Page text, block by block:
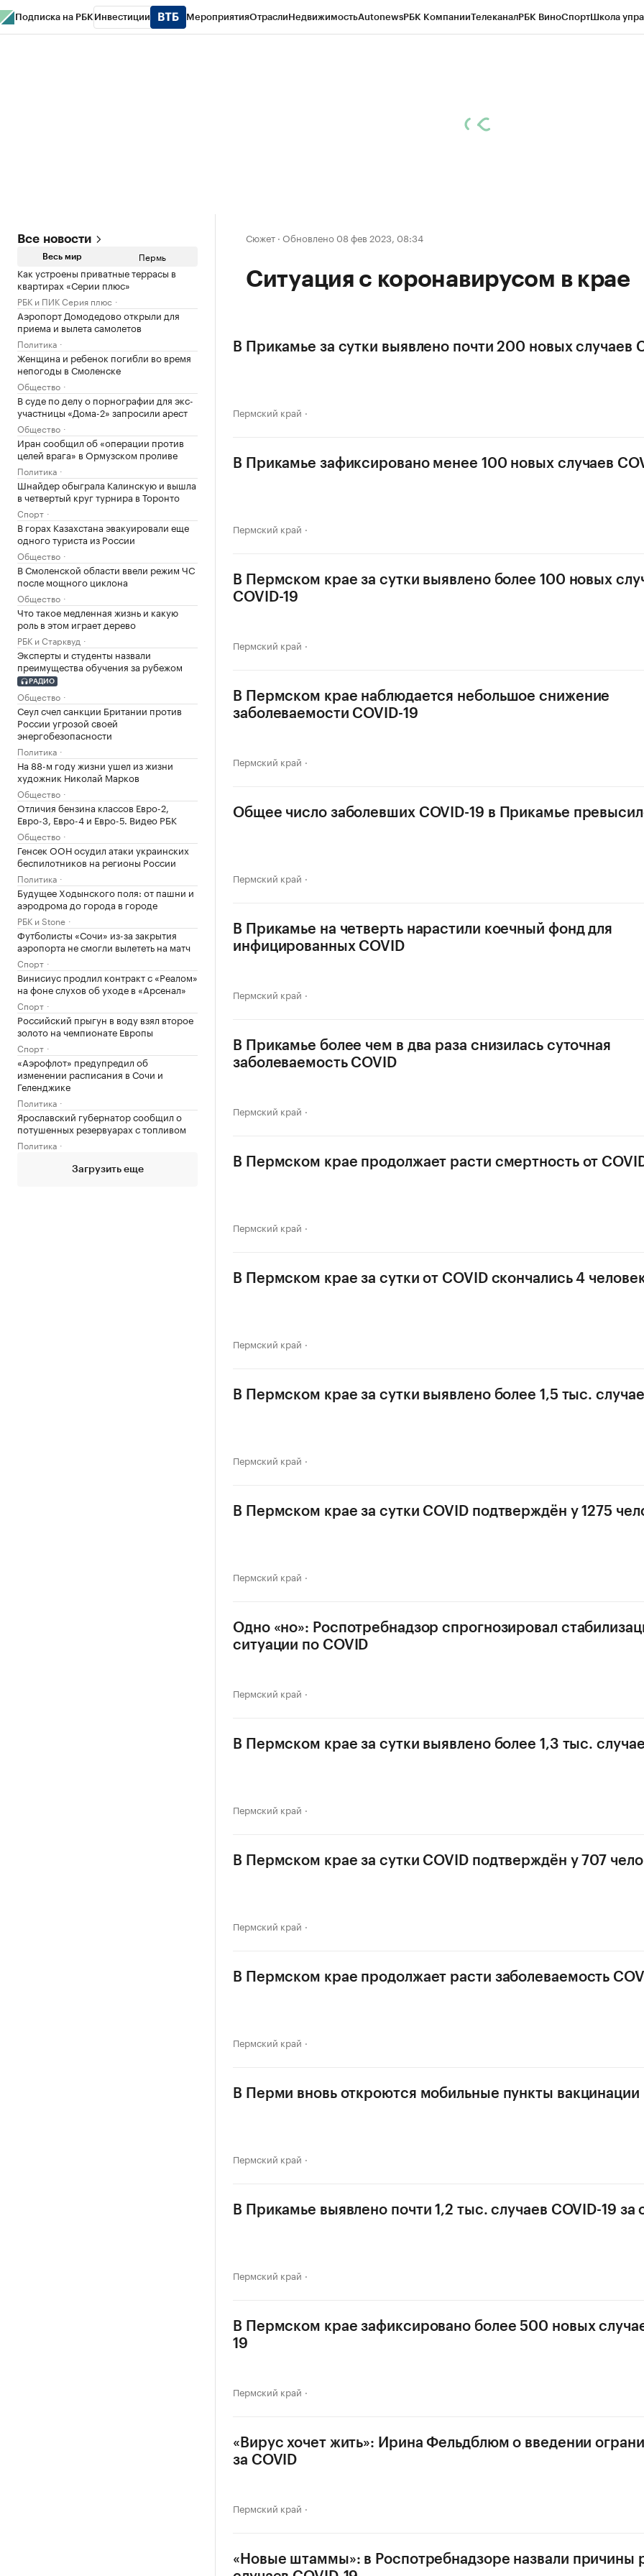
Подписка на РБК Инвестиции МероприятияОтраслиНедвижимостьAutonewsРБК КомпанииТелеканалРБК ВиноСпортШкола
Все новости
Весь мир Пермь
Как устроены приватные террасы в
квартирах «Серии плюс»
РБК и ПИК Серия плюс
Аэропорт Домодедово открыли для
приема и вылета самолетов
Политика
Женщина и ребенок погибли во время
непогоды в Смоленске
Общество
В суде по делу о порнографии для экс-
участницы «Дома-2» запросили арест
Общество
Иран сообщил об «операции против
целей врага» в Ормузском проливе
Политика
Шнайдер обыграла Калинскую и вышла
в четвертый круг турнира в Торонто
Спорт
В горах Казахстана эвакуировали еще
одного туриста из России
Общество
В Смоленской области ввели режим ЧС
после мощного циклона
Общество
Что такое медленная жизнь и какую
роль в этом играет дерево
РБК и Старквуд
Эксперты и студенты назвали
преимущества обучения за рубежом
РАДИО
Общество
Сеул счел санкции Британии против
России угрозой своей
энергобезопасности
Политика
На 88-м году жизни ушел из жизни
художник Николай Марков
Общество
Отличия бензина классов Евро-2,
Евро-3, Евро-4 и Евро-5. Видео РБК
Общество
Генсек ООН осудил атаки украинских
беспилотников на регионы России
Политика
Будущее Ходынского поля: от пашни и
аэродрома до города в городе
РБК и Stone
Футболисты «Сочи» из-за закрытия
аэропорта не смогли вылететь на матч
Спорт
Винисиус продлил контракт с «Реалом»
на фоне слухов об уходе в «Арсенал»
Спорт
Российский прыгун в воду взял второе
золото на чемпионате Европы
Спорт
«Аэрофлот» предупредил об
изменении расписания в Сочи и
Геленджике
Политика
Ярославский губернатор сообщил о
потушенных резервуарах с топливом
Политика
Загрузить еще
Сюжет · Обновлено 08 фев 2023, 08:34
Ситуация с коронавирусом в крае
В Прикамье за сутки выявлено почти 200 новых случаев
Пермский край
В Прикамье зафиксировано менее 100 новых случаев
Пермский край
В Пермском крае за сутки выявлено более 100 новых
COVID-19
Пермский край
В Пермском крае наблюдается небольшое снижение
заболеваемости COVID-19
Пермский край
Общее число заболевших COVID-19 в Прикамье
Пермский край
В Прикамье на четверть нарастили коечный фонд для
инфицированных COVID
Пермский край
В Прикамье более чем в два раза снизилась суточная
заболеваемость COVID
Пермский край
В Пермском крае продолжает расти смертность от
Пермский край
В Пермском крае за сутки от COVID скончались 4
Пермский край
В Пермском крае за сутки выявлено более 1,5 тыс.
Пермский край
В Пермском крае за сутки COVID подтверждён у 1275
Пермский край
Одно «но»: Роспотребнадзор спрогнозировал
ситуации по COVID
Пермский край
В Пермском крае за сутки выявлено более 1,3 тыс.
Пермский край
В Пермском крае за сутки COVID подтверждён у 707
Пермский край
В Пермском крае продолжает расти заболеваемость
Пермский край
В Перми вновь откроются мобильные пункты вакцинации
Пермский край
В Прикамье выявлено почти 1,2 тыс. случаев COVID-19 за
Пермский край
В Пермском крае зафиксировано более 500 новых
19
Пермский край
«Вирус хочет жить»: Ирина Фельдблюм о введении
за COVID
Пермский край
«Новые штаммы»: в Роспотребнадзоре назвали причины